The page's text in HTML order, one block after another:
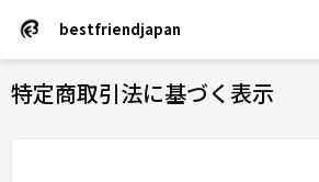
bestfriendjapan
特定商取引法に基づく表示